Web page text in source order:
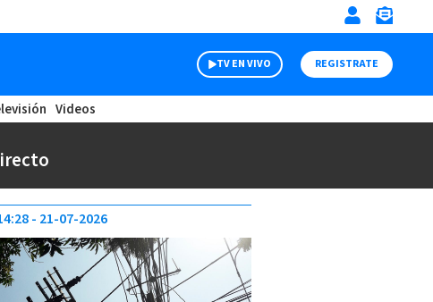
TV EN VIVO REGISTRATE
Videos
21-07-2026